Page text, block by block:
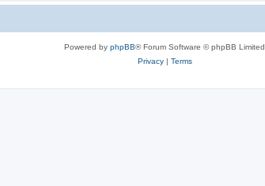
Powered by phpBB® Forum Software © phpBB Limited
Privacy| Terms